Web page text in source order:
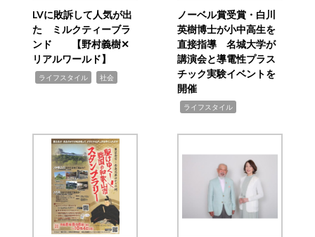
LVに敗訴して人気が出
た ミルクティーブラ
ンド 【野村義樹✕
リアルワールド】
ライフスタイル 社会
ノーベル賞受賞・白川
英樹博士が小中高生を
直接指導 名城大学が
講演会と導電性プラス
チック実験イベントを
開催
ライフスタイル